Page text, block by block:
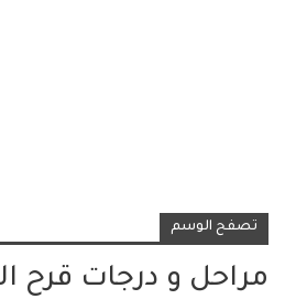
تصفح الوسم
مراحل و درجات قرح